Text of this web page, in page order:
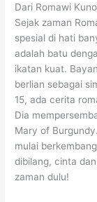
Dari Romawi
Sejak zaman
spesial di hati
adalah batu
ikatan kuat.
berlian sebagai
15, ada cerita
Dia
Mary of
mulai
dibilang, cinta
zaman dulu!